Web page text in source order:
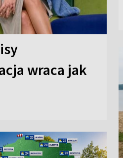
wraca jak